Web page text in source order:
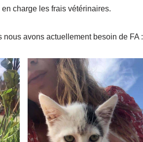
charge les frais vétérinaires.
avons actuellement besoin de FA :